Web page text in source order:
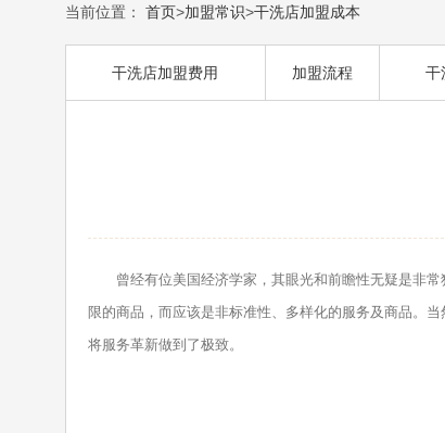
当前位置： 首页>加盟常识>干洗店加盟成本
干洗店加盟费用 加盟流程 干
曾经有位美国经济学家，其眼光和前瞻性无疑是非常
限的商品，而应该是非标准性、多样化的服务及商品。
将服务革新做到了极致。